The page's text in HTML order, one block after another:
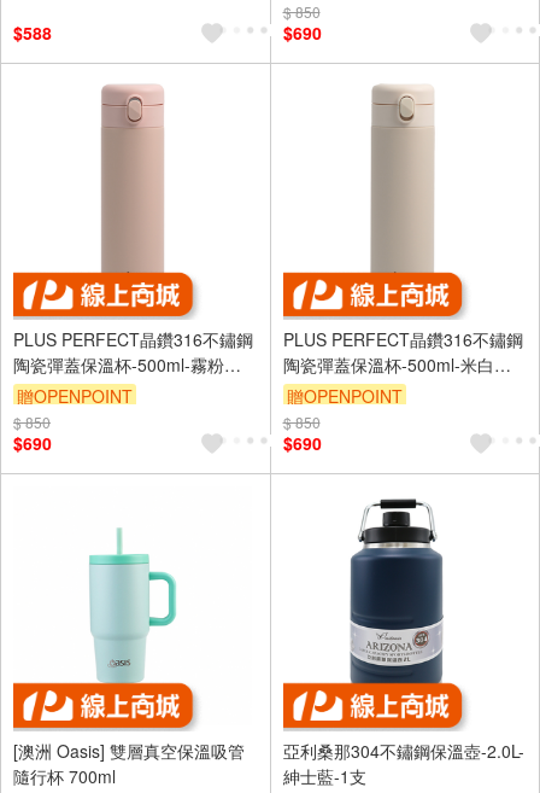
$588
$ 850
$690
PLUS PERFECT晶鑽316不鏽鋼
陶瓷彈蓋保溫杯-500ml-霧粉色-1
入
贈OPENPOINT
$ 850
$690
PLUS PERFECT晶鑽316不鏽鋼
陶瓷彈蓋保溫杯-500ml-米白色-1
入
贈OPENPOINT
$ 850
$690
[澳洲 Oasis] 雙層真空保溫吸管
隨行杯 700ml
亞利桑那304不鏽鋼保溫壺-2.0L-
紳士藍-1支